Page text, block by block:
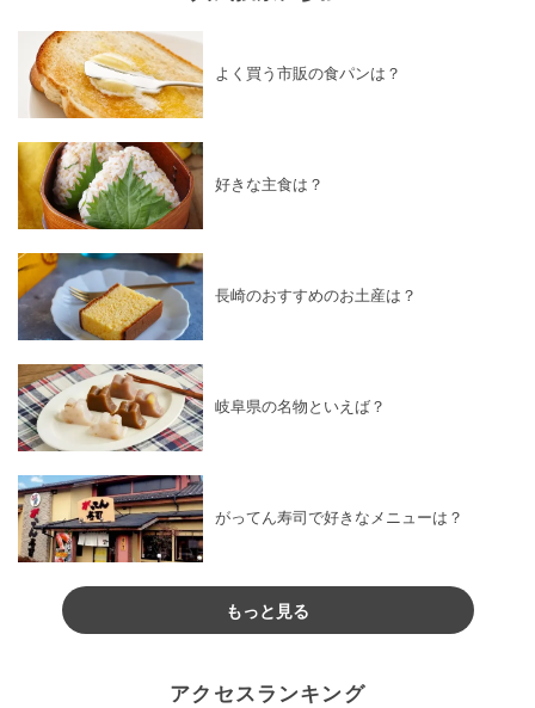
よく買う市販の食パンは？
好きな主食は？
長崎のおすすめのお土産は？
岐阜県の名物といえば？
がってん寿司で好きなメニューは？
もっと見る
アクセスランキング